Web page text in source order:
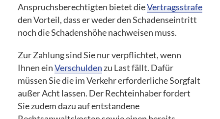
Anspruchsberechtigten bietet dieVertragsstrafe
den Vorteil, dass er weder den Schadenseintritt
noch die Schadenshöhe nachweisen muss.
Zur Zahlung sind Sie nur verpflichtet, wenn
Ihnen einVerschulden zu Last fällt. Dafür
müssen Sie die im Verkehr erforderliche Sorgfalt
außer Acht lassen. Der Rechteinhaber fordert
Sie zudem dazu auf entstandene